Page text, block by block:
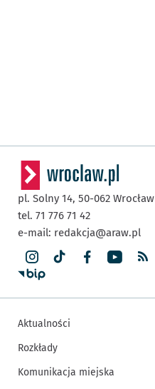
pl. Solny 14, 50-062 Wrocław
tel. 71 776 71 42
e-mail: redakcja@araw.pl
Aktualności
Rozkłady
Komunikacja miejska